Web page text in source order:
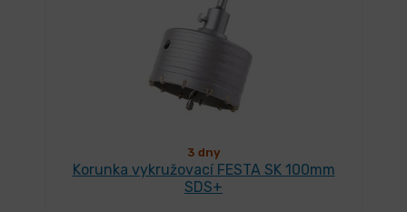
3 dny
Korunka vykružovací FESTA SK 100mm
SDS+